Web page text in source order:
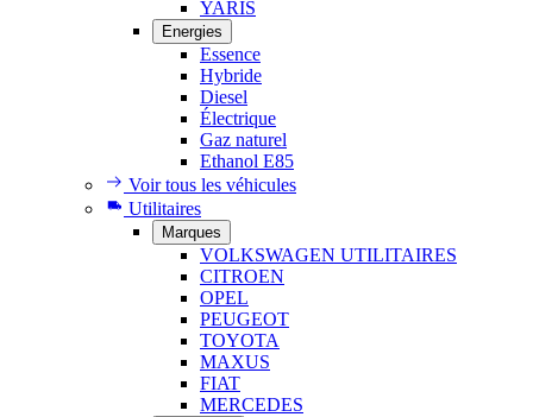
YARIS
Energies
Essence
Hybride
Diesel
Électrique
Gaz naturel
Ethanol E85
Voir tous les véhicules
Utilitaires
Marques
VOLKSWAGEN UTILITAIRES
CITROEN
OPEL
PEUGEOT
TOYOTA
MAXUS
FIAT
MERCEDES